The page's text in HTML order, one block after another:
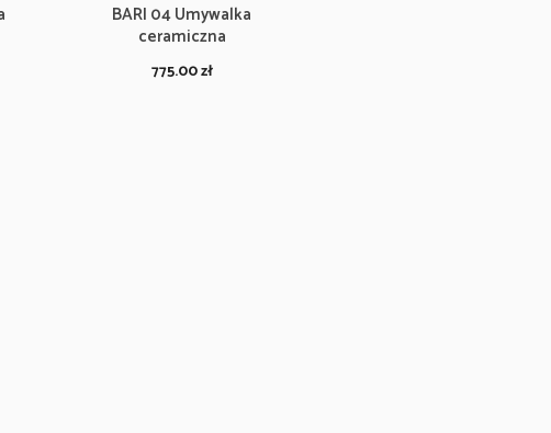
BARI 04 Umywalka
ceramiczna
775.00zł